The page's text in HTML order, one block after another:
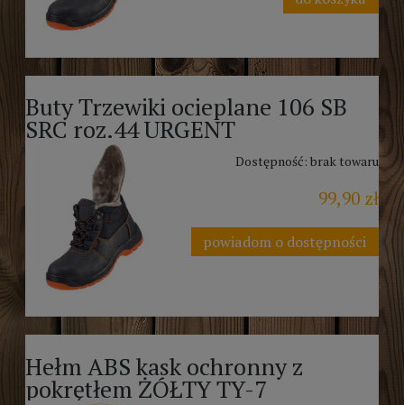
Buty Trzewiki ocieplane 106 SB
SRC roz.44 URGENT
Dostępność: brak towaru
99,90 zł
powiadom o dostępności
Hełm ABS kask ochronny z
pokrętłem ŻÓŁTY TY-7